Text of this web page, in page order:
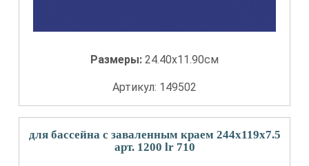
Размеры: 24.40x11.90см
Артикул: 149502
для бассейна с заваленным краем 244x119x7.5
арт. 1200 lr 710